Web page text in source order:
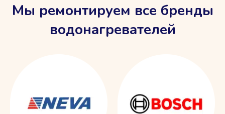
Мы ремонтируем все бренды
водонагревателей